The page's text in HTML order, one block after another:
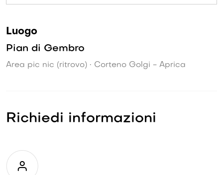
Luogo
Pian di Gembro
Area pic nic (ritrovo) • Corteno Golgi - Aprica
Richiedi informazioni